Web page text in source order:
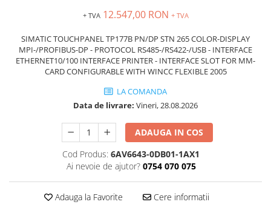
Convertizoare de frecventa
Delta Electronics
Fuji Electric
Rezistente franare
Accesorii generale
Sisteme servo ( Servo-Drivere si
Servo-Motoare )
Encodere
+ TVA 12.547,00 RON + TVA
SIMATIC TOUCHPANEL TP177B PN/DP STN 265 COLOR-DISPLAY
MPI-/PROFIBUS-DP - PROTOCOL RS485-/RS422-/USB - INTERFACE
ETHERNET10/100 INTERFACE PRINTER - INTERFACE SLOT FOR MM-
CARD CONFIGURABLE WITH WINCC FLEXIBLE 2005
LA COMANDA
Data de livrare: Vineri, 28.08.2026
ADAUGA IN COS
Cod Produs: 6AV6643-0DB01-1AX1
Ai nevoie de ajutor? 0754 070 075
Adauga la Favorite Cere informatii